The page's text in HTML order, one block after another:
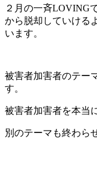
２月の一斉LOVING
から脱却していける
います。
被害者加害者のテー
す。
被害者加害者を本当
別のテーマも終わら